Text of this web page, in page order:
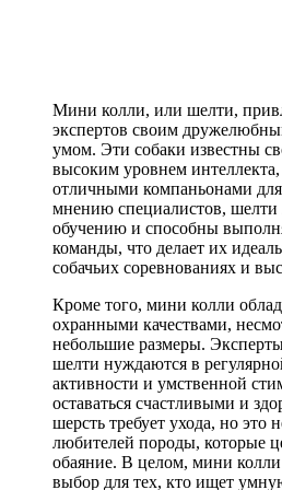
Мини колли, или шелти,
экспертов своим
умом. Эти собаки известны
высоким уровнем интеллекта,
отличными компаньонами
мнению специалистов, шелти
обучению и способны
команды, что делает их
собачьих соревнованиях и
Кроме того, мини колли
охранными качествами,
небольшие размеры.
шелти нуждаются в
активности и умственной
оставаться счастливыми и
шерсть требует ухода, но это
любителей породы, которые
обаяние. В целом, мини
выбор для тех, кто ищет